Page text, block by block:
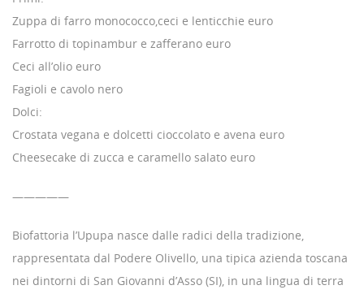
Zuppa di farro monococco,ceci e lenticchie euro
Farrotto di topinambur e zafferano euro
Ceci all’olio euro
Fagioli e cavolo nero
Dolci:
Crostata vegana e dolcetti cioccolato e avena euro
Cheesecake di zucca e caramello salato euro
—————
Biofattoria l’Upupa nasce dalle radici della tradizione,
rappresentata dal Podere Olivello, una tipica azienda toscana
nei dintorni di San Giovanni d’Asso (SI), in una lingua di terra